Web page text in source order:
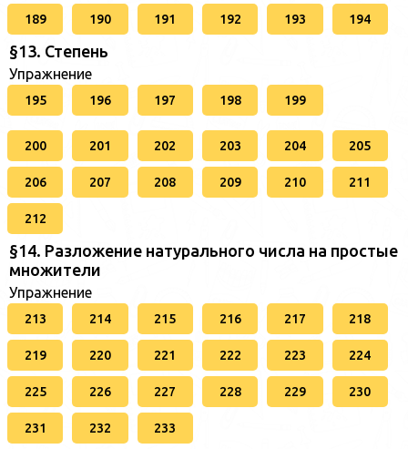
189 190 191 192 193 194
§13. Степень
Упражнение
195 196 197 198 199
200 201 202 203 204 205
206 207 208 209 210 211
212
§14. Разложение натурального числа на простые
множители
Упражнение
213 214 215 216 217 218
219 220 221 222 223 224
225 226 227 228 229 230
231 232 233